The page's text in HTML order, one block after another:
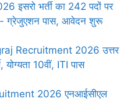
इसरो भर्ती का 242 पदों पर
ग्रेजुएशन पास, आवेदन शुरू
Recruitment 2026 उत्तर
10वीं, ITI पास
2026 एनआईसीएल